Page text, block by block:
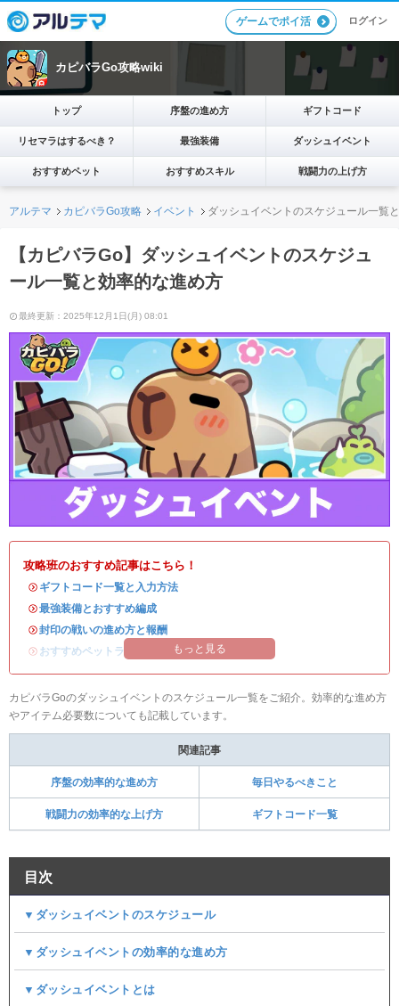
ゲームでポイ活 ログイン
カピバラGo攻略wiki
トップ 序盤の進め方 ギフトコード
リセマラはするべき？ 最強装備 ダッシュイベント
おすすめペット おすすめスキル 戦闘力の上げ方
アルテマ カピバラGo攻略 イベント ダッシュイベントのスケジュール一覧
【カピバラGo】ダッシュイベントのスケジュ
ール一覧と効率的な進め方
最終更新：2025年12月1日(月) 08:01
攻略班のおすすめ記事はこちら！
・ ギフトコード一覧と入力方法
・最強装備とおすすめ編成
・封印の戦いの進め方と報酬
・ おすすめペットランキング もっと見る
カピバラGoのダッシュイベントのスケジュール一覧をご紹介。効率的な進め方
やアイテム必要数についても記載しています。
関連記事
序盤の効率的な進め方 毎日やるべきこと
戦闘力の効率的な上げ方 ギフトコード一覧
目次
▼ダッシュイベントのスケジュール
▼ダッシュイベントの効率的な進め方
▼ダッシュイベントとは